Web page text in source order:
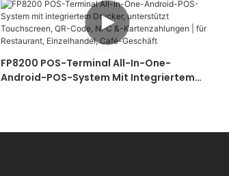
FP8200 POS-Terminal All-In-One-
Android-POS-System Mit Integriertem